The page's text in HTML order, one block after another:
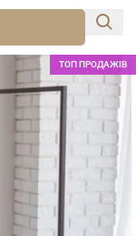
ТОП ПРОДАЖІВ